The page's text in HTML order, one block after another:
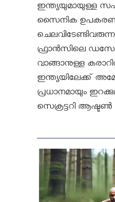
ഇന്ത്യയുമായുള്ള
സൈനിക
ഫ്രാന്‍സിലെ
വാങ്ങാനുള്ള
ഇന്ത്യയിലേക്ക്
പ്രധാനമായും
സെക്രട്ടറി ആഷ്ടണ്‍